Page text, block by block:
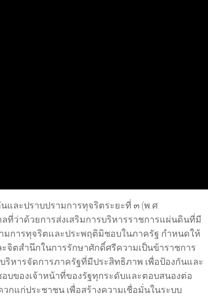
ละปราบปรามการทุจริตระยะที่ ๓ (พ.ศ.
ว่าด้วยการส่งเสริมการบริหารราชการแผ่นดินที่มี
มการทุจริตและประพฤติมิชอบในภาครัฐ กำหนดให้
ตสำนึกในการรักษาศักดิ์ศรีความเป็นข้าราชการ
หารจัดการภาครัฐที่มีประสิทธิภาพ เพื่อป้องกันและ
บของเจ้าหน้าที่ของรัฐทุกระดับและตอบสนองต่อ
กแก่ประชาชน เพื่อสร้างความเชื่อมั่นในระบบ